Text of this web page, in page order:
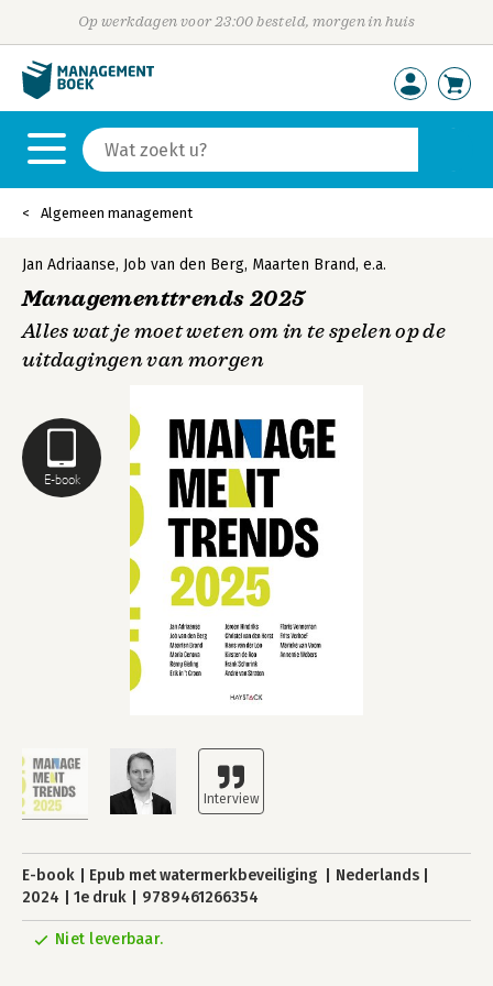
Op werkdagen voor 23:00 besteld, morgen in huis
Algemeen management
E-book
Jan Adriaanse, Job van den Berg, Maarten Brand, e.a.
Managementtrends 2025
Alles wat je moet weten om in te spelen op de
uitdagingen van morgen
E-book Epub met watermerkbeveiliging
Nederlands
2024
1e druk 9789461266354
Niet leverbaar.